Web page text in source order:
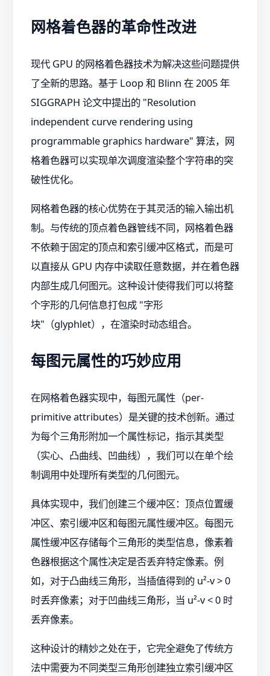
网格着色器的革命性改进
现代 GPU 的网格着色器技术为解决这些问题提供
了全新的思路。基于 Loop 和 Blinn 在 2005 年
SIGGRAPH 论文中提出的 "Resolution
independent curve rendering using
programmable graphics hardware" 算法，网
格着色器可以实现单次调度渲染整个字符串的突
破性优化。
网格着色器的核心优势在于其灵活的输入输出机
制。与传统的顶点着色器管线不同，网格着色器
不依赖于固定的顶点和索引缓冲区格式，而是可
以直接从 GPU 内存中读取任意数据，并在着色器
内部生成几何图元。这种设计使得我们可以将整
个字形的几何信息打包成 "字形
块"（glyphlet），在渲染时动态组合。
每图元属性的巧妙应用
在网格着色器实现中，每图元属性（per-
primitive attributes）是关键的技术创新。通过
为每个三角形附加一个属性标记，指示其类型
（实心、凸曲线、凹曲线），我们可以在单个绘
制调用中处理所有类型的几何图元。
具体实现中，我们创建三个缓冲区：顶点位置缓
冲区、索引缓冲区和每图元属性缓冲区。每图元
属性缓冲区存储每个三角形的类型信息，像素着
色器根据这个属性决定是否丢弃特定像素。例
如，对于凸曲线三角形，当插值得到的 u²-v > 0
时丢弃像素；对于凹曲线三角形，当 u²-v < 0 时
丢弃像素。
这种设计的精妙之处在于，它完全避免了传统方
法中需要为不同类型三角形创建独立索引缓冲区